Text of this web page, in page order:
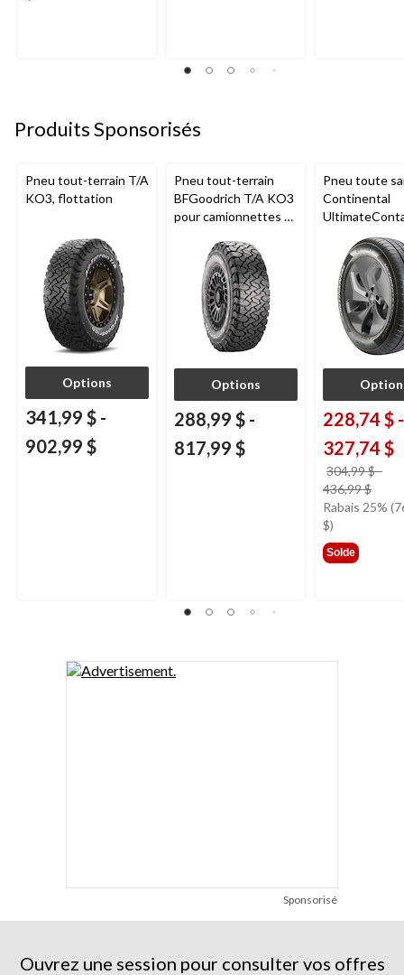
Produits Sponsorisés
Pneu tout-terrain T/A
KO3, flottation
Options
341,99 $ -
902,99 $
Pneu tout-terrain
BFGoodrich T/A KO3
pour camionnettes et
Options
288,99 $ -
817,99 $
Pneu toute
Continental
pour
tourisme et
228,74 $ -
327,74 $
304,99 $-
436,99 $
était
Rabais 25%
$)
Solde
Sponsorisé
Ouvrez une session pour consulter vos offres